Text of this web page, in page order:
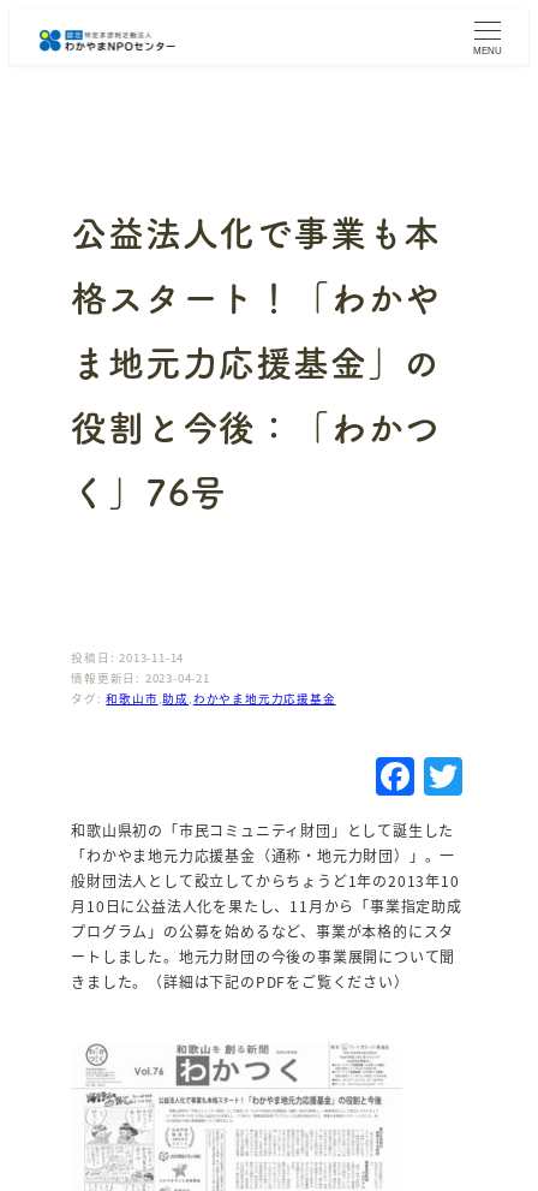
MENU
公益法人化で事業も本
格スタート！「わかや
ま地元力応援基金」の
役割と今後：「わかつ
く」76号
投稿日: 2013-11-14
情報更新日: 2023-04-21
タグ:和歌山市 助成 わかやま地元力応援基金
F
a
c
e
b
o
T
和歌山県初の「市民コミュニティ財団」として誕生した
「わかやま地元力応援基金（通称・地元力財団）」。一
般財団法人として設立してからちょうど1年の2013年10
月10日に公益法人化を果たし、11月から「事業指定助成
プログラム」の公募を始めるなど、事業が本格的にスタ
ートしました。地元力財団の今後の事業展開について聞
きました。（詳細は下記のPDFをご覧ください）